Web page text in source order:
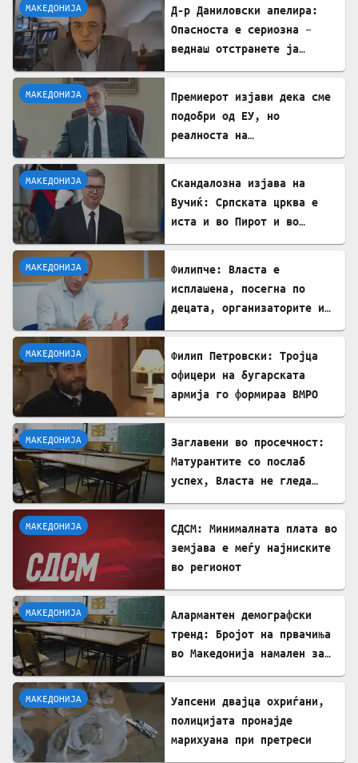
МАКЕДОНИЈА
Д-р Даниловски апелира:
Опасноста е сериозна –
веднаш отстранете ја
треска!
МАКЕДОНИЈА
Премиерот изјави дека сме
подобри од ЕУ, но
реалноста на
МАКЕДОНИЈА
Скандалозна изјава на
Вучиќ: Српската црква е
иста и во Пирот и во
МАКЕДОНИЈА
Филипче: Власта е
исплашена, посегна по
децата, организаторите и
МАКЕДОНИЈА
Филип Петровски: Тројца
офицери на бугарската
армија го формираа ВМРО
МАКЕДОНИЈА
Заглавени во просечност:
Матурантите со послаб
успех, Власта не гледа
МАКЕДОНИЈА
СДСМ: Минималната плата во
земјава е меѓу најниските
во регионот
МАКЕДОНИЈА
Алармантен демографски
тренд: Бројот на првачиња
во Македонија намален за
МАКЕДОНИЈА
Уапсени двајца охриѓани,
полицијата пронајде
марихуана при претреси